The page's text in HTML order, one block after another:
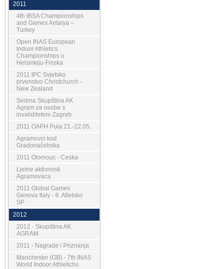
2011
4th IBSA Championships
and Games Antalya –
Turkey
Open INAS European
Indoor Athletics
Championships u
Helsinkiju-Finska
2011 IPC Svjetsko
prvenstvo Christchurch -
New Zealand
Sedma Skupština AK
Agram za osobe s
invaliditetom Zagreb
2011 OAPH Pula 21.-22.05.
Agramovci kod
Gradonačelnika
2011 Olomouc - Ceska
Ljetne aktivnosti
Agramovaca
2011 Global Games
Genova Italy - 8. Atletsko
SP
2012
2012 - Skupština AK
AGRAM
2011 - Nagrade i Priznanja
Manchester (GB) - 7th INAS
World Indoor Athletichs